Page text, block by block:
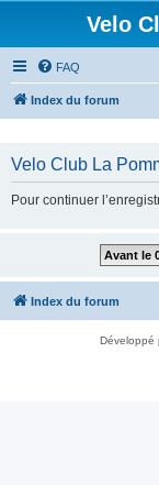
Velo
FAQ
Index du forum
Velo Club La
Pour continuer
Index du forum
Développé